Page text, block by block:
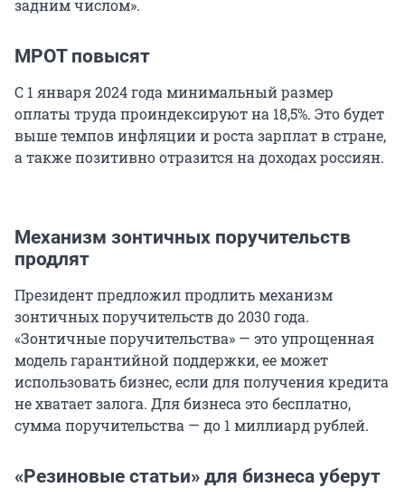
задним числом».
МРОТ повысят
С 1 января 2024 года минимальный размер
оплаты труда проиндексируют на 18,5%. Это будет
выше темпов инфляции и роста зарплат в стране,
а также позитивно отразится на доходах россиян.
Механизм зонтичных поручительств
продлят
Президент предложил продлить механизм
зонтичных поручительств до 2030 года.
«Зонтичные поручительства» — это упрощенная
модель гарантийной поддержки, ее может
использовать бизнес, если для получения кредита
не хватает залога. Для бизнеса это бесплатно,
сумма поручительства — до 1 миллиард рублей.
«Резиновые статьи» для бизнеса уберут